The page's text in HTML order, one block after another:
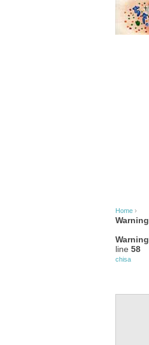
Home ›
Warning
Warning
line 58
chisa